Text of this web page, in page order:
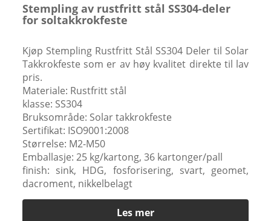
Stempling av rustfritt stål SS304-deler
for soltakkrokfeste
Kjøp Stempling Rustfritt Stål SS304 Deler til Solar
Takkrokfeste som er av høy kvalitet direkte til lav
pris.
Materiale: Rustfritt stål
klasse: SS304
Bruksområde: Solar takkrokfeste
Sertifikat: ISO9001:2008
Størrelse: M2-M50
Emballasje: 25 kg/kartong, 36 kartonger/pall
finish: sink, HDG, fosforisering, svart, geomet,
dacroment, nikkelbelagt
Les mer